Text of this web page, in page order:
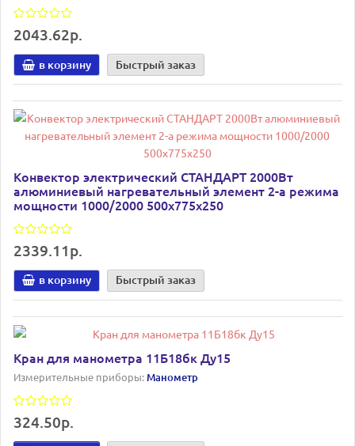
2043.62р.
в корзину Быстрый заказ
Конвектор электрический СТАНДАРТ 2000Вт
алюминиевый нагревательный элемент 2-а режима
мощности 1000/2000 500х775х250
2339.11р.
в корзину Быстрый заказ
Кран для манометра 11Б18бк Ду15
Измерительные приборы:Манометр
324.50р.